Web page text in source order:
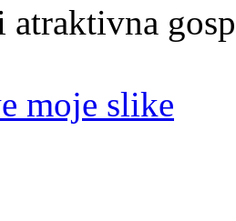
atraktivna
moje slike